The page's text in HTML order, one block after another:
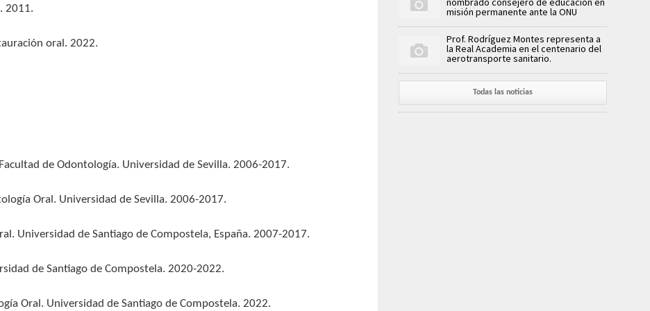
2011.
oral. 2022.
de Odontología. Universidad de Sevilla. 2006-2017.
Oral. Universidad de Sevilla. 2006-2017.
Universidad de Santiago de Compostela, España. 2007-2017.
de Santiago de Compostela. 2020-2022.
Oral. Universidad de Santiago de Compostela. 2022.
misión permanente ante la ONU
Prof. Rodríguez Montes representa a
la Real Academia en el centenario del
aerotransporte sanitario.
Todas las noticias